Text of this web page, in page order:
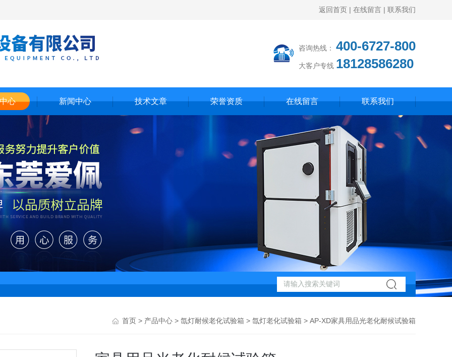
返回首页 | 在线留言 | 联系我们
咨询热线： 400-6727-800
大客户专线 18128586280
心 新闻中心 技术文章 荣誉资质 在线留言 联系我们
首页 > 产品中心 > 氙灯耐候老化试验箱 > 氙灯老化试验箱 > AP-XD家具用品光老化耐候试验箱